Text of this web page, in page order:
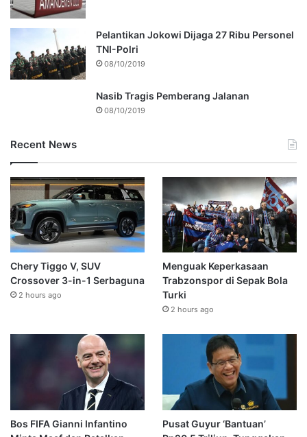
Pelantikan Jokowi Dijaga 27 Ribu Personel
TNI-Polri
08/10/2019
Nasib Tragis Pemberang Jalanan
08/10/2019
Recent News
Chery Tiggo V, SUV
Crossover 3-in-1 Serbaguna
2 hours ago
Menguak Keperkasaan
Trabzonspor di Sepak Bola
Turki
2 hours ago
Bos FIFA Gianni Infantino
Pusat Guyur ‘Bantuan’